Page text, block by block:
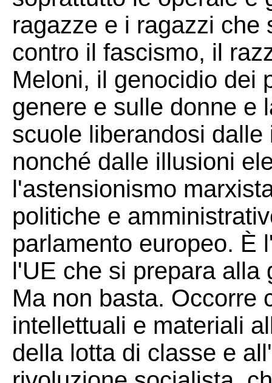
ragazze e i ragazzi che
contro il fascismo, il
Meloni, il genocidio dei
genere e sulle donne e
scuole liberandosi
nonché dalle illusioni
l'astensionismo
politiche e
parlamento europeo. È
l'UE che si prepara alla
Ma non basta. Occorre
intellettuali e materiali
della lotta di classe e